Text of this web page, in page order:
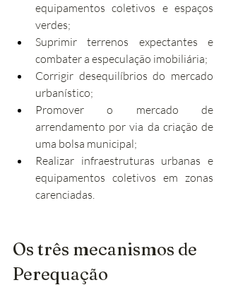
equipamentos coletivos e espaços
verdes;
Suprimir terrenos expectantes e
combater a especulação imobiliária;
Corrigir desequilíbrios do mercado
urbanístico;
Promover o mercado de
arrendamento por via da criação de
uma bolsa municipal;
Realizar infraestruturas urbanas e
equipamentos coletivos em zonas
carenciadas.
Os três mecanismos de
Perequação